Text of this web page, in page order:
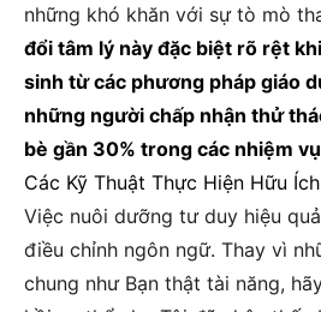
những khó khăn với sự tò mò
đổi tâm lý này đặc biệt rõ rệt
sinh từ các phương pháp giáo
những người chấp nhận thử
bè gần 30% trong các nhiệm
Các Kỹ Thuật Thực Hiện Hữu Ích
Việc nuôi dưỡng tư duy hiệu
điều chỉnh ngôn ngữ. Thay vì
chung như Bạn thật tài năng,